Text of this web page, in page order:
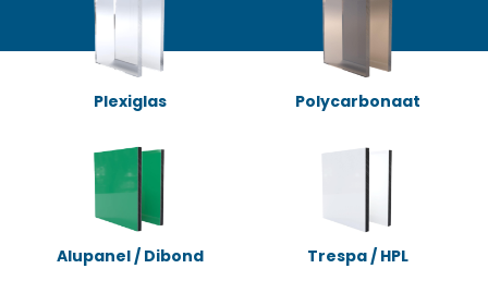
Plexiglas Polycarbonaat
Alupanel / Dibond Trespa / HPL